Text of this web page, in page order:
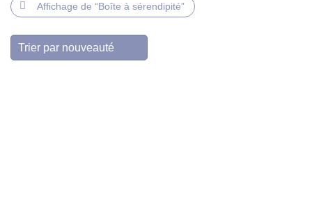
Affichage de “Boîte à sérendipité”